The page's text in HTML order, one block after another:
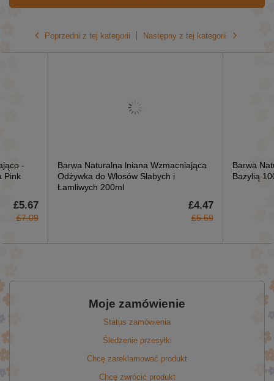
Poprzedni z tej kategorii
-
Pink
£5.67
£7.09
Barwa Naturalna lniana Wzmacniająca
Odżywka do Włosów Słabych i
Łamliwych 200ml
£4.47
£5.59
Barwa
Bazylią
Następny z tej kategorii
Moje zamówienie
Status zamówienia
Śledzenie przesyłki
Chcę zareklamować produkt
Chcę zwrócić produkt